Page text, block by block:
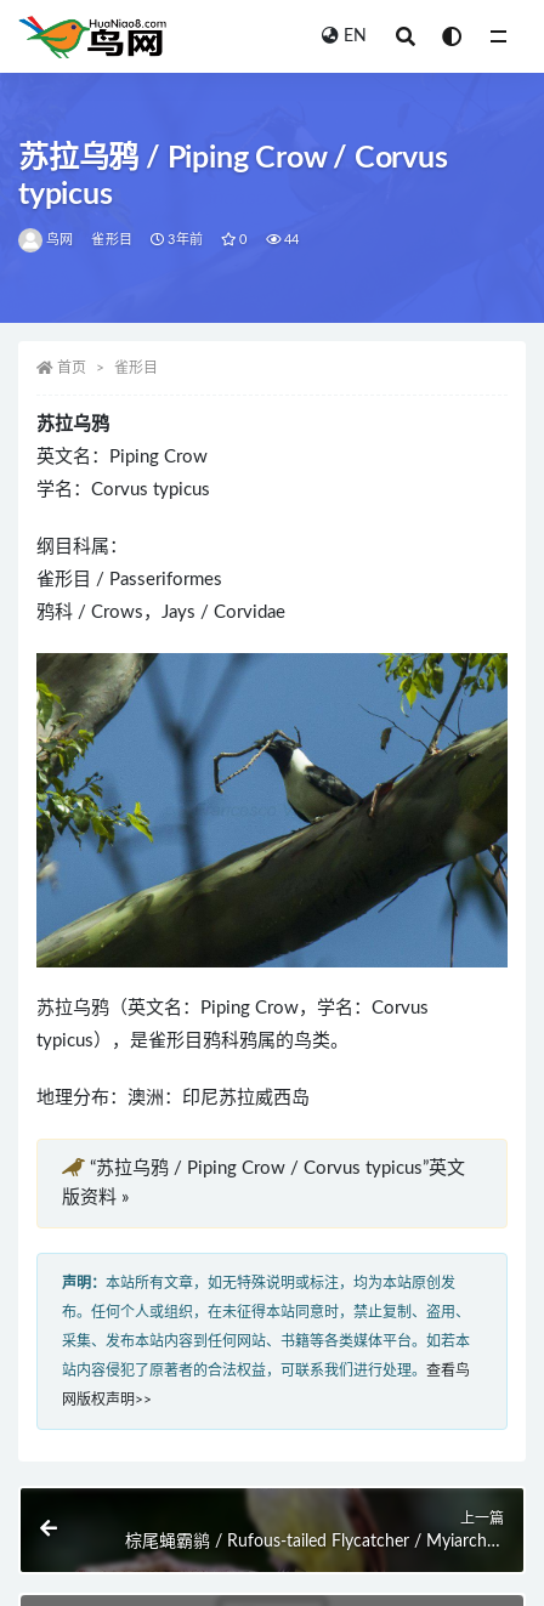
EN
苏拉乌鸦 / Piping Crow / Corvus
typicus
鸟网 雀形目 3年前 0 44
首页 雀形目
苏拉乌鸦
英文名：Piping Crow
学名：Corvus typicus
纲目科属：
雀形目 / Passeriformes
鸦科 / Crows，Jays / Corvidae
苏拉乌鸦（英文名：Piping Crow，学名：Corvus
typicus），是雀形目鸦科鸦属的鸟类。
地理分布：澳洲：印尼苏拉威西岛
“苏拉乌鸦 / Piping Crow / Corvus typicus”英文
版资料 »
声明： 本站所有文章，如无特殊说明或标注，均为本站原创发
布。任何个人或组织，在未征得本站同意时，禁止复制、盗用、
采集、发布本站内容到任何网站、书籍等各类媒体平台。如若本
站内容侵犯了原著者的合法权益，可联系我们进行处理。 查看鸟
网版权声明>>
上一篇
棕尾蝇霸鹟 / Rufous-tailed Flycatcher / Myiarchus